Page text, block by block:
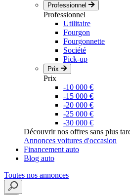
Professionnel
Professionnel
Utilitaire
Fourgon
Fourgonnette
Société
Pick-up
Prix
Prix
-10 000 €
-15 000 €
-20 000 €
-25 000 €
-30 000 €
Découvrir nos offres sans plus
Annonces voitures d'occasion
Financement auto
Blog auto
Toutes nos annonces